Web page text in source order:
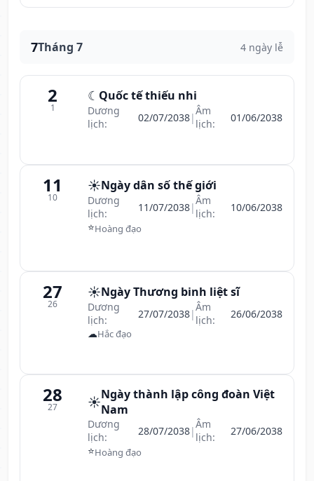
7Tháng 7 4 ngày lễ
2
1
☾ Quốc tế thiếu nhi
Dương
lịch:
02/07/2038|Âm
lịch:
01/06/2038
11
10
☀️Ngày dân số thế giới
Dương
lịch:
11/07/2038|Âm
lịch:
10/06/2038
⭐Hoàng đạo
27
26
☀️Ngày Thương binh liệt sĩ
Dương
lịch:
27/07/2038|Âm
lịch:
26/06/2038
☁Hắc đạo
28
27 ☀️Ngày thành lập công đoàn Việt
Nam
Dương
lịch:
28/07/2038|Âm
lịch:
27/06/2038
⭐Hoàng đạo